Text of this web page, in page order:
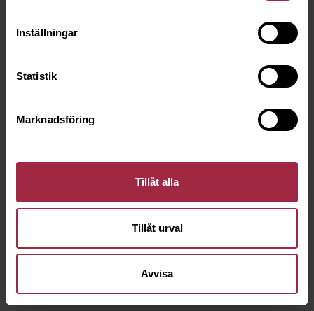
Inställningar
Statistik
Marknadsföring
Tillåt alla
Tillåt urval
Avvisa